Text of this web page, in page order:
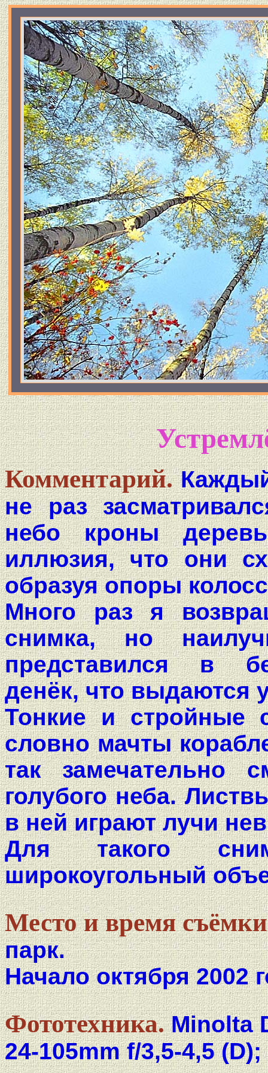
Комментарий.
не раз
небо кроны
иллюзия, что они
образуя опоры
Много раз я
снимка, но
представился в
денёк, что выдаются
Тонкие и стройные
словно мачты
так замечательно
голубого неба.
в ней играют лучи
Для такого
широкоугольный
Место и время
парк.
Начало октября 2002
Фототехника.Minolta
24-105mm f/3,5-4,5